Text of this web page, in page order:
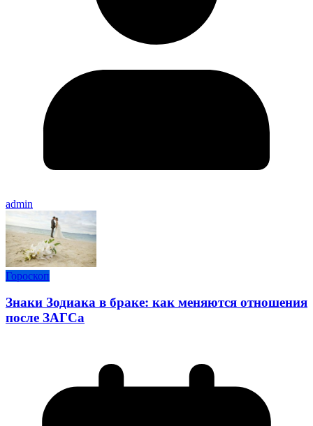
admin
Гороскоп
Знаки Зодиака в браке: как меняются отношения
после ЗАГСа